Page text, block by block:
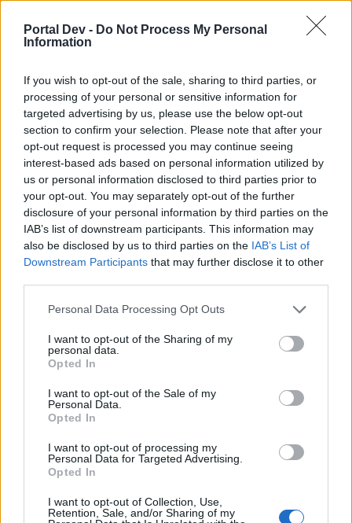
Portal Dev - Do Not Process My Personal
Information
If you wish to opt-out of the sale, sharing to third parties, or
processing of your personal or sensitive information for
targeted advertising by us, please use the below opt-out
section to confirm your selection. Please note that after your
opt-out request is processed you may continue seeing
interest-based ads based on personal information utilized by
us or personal information disclosed to third parties prior to
your opt-out. You may separately opt-out of the further
disclosure of your personal information by third parties on the
IAB’s list of downstream participants. This information may
also be disclosed by us to third parties on the IAB’s List of
Downstream Participants that may further disclose it to other
Personal Data Processing Opt Outs
I want to opt-out of the Sharing of my
personal data.
Opted In
I want to opt-out of the Sale of my
Personal Data.
Opted In
I want to opt-out of processing my
Personal Data for Targeted Advertising.
Opted In
I want to opt-out of Collection, Use,
Retention, Sale, and/or Sharing of my
20 Mar 2022
Baron forum, Masculin, <
Mesaje:
20 Mar 2022
MicuNicu
Maniac forum, Masculin
Mesaje:
3.220
16 Mar 2022
stoiantudorel
Comandant forum
, Masculin
Mesaje: 2.217Aprecieri primite: 23.207 Puncte trofeu: 2.500
16 Mar 2022
kami12.
Pretendent
Mesaje: 186Aprecieri primite: 2.091 Puncte trofeu: 190
16 Mar 2022
zeepinkstar
Mesaje: 817Aprecieri primite: 10.335 Puncte trofeu: 850
14 Mar 2022
Analist forum , Feminin
Mesaje: 557 5.675 Puncte trofeu: 600
Conte forum
Mesaje: 981 1.150
irina_love200
Împărat forum, Feminin
Mesaje:
cp58
General forum, Feminin